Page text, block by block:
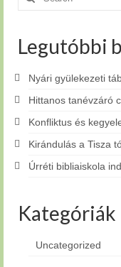
for:
Legutóbbi
Nyári gyülekezeti
Hittanos tanévzáró
Konfliktus és
Kirándulás a Tisza
Úrréti bibliaiskola
Kategóriák
Uncategorized